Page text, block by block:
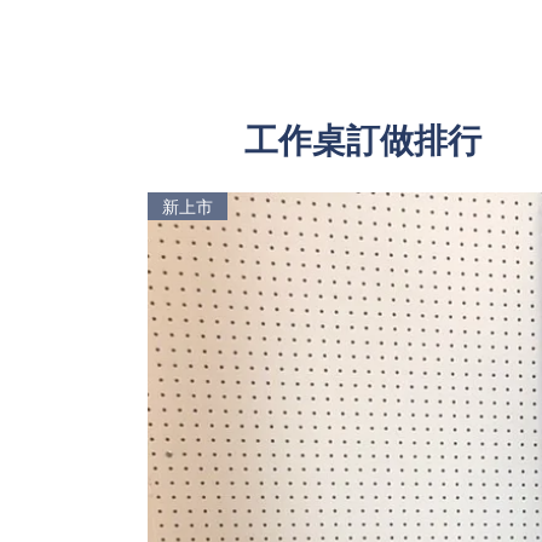
工作桌訂做排行
新上市